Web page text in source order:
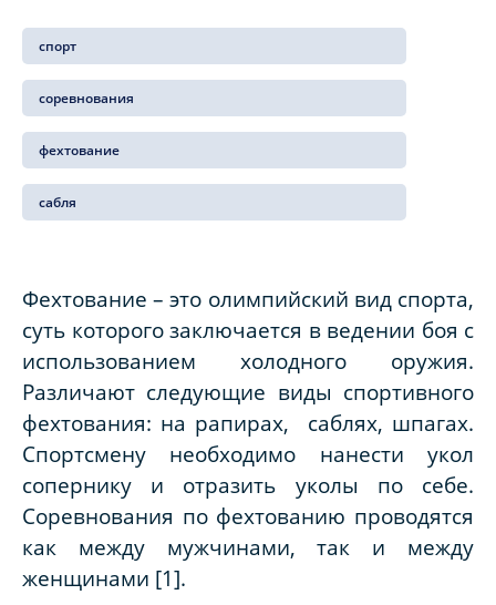
спорт
соревнования
фехтование
сабля
Фехтование – это олимпийский вид спорта,
суть которого заключается в ведении боя с
использованием холодного оружия.
Различают следующие виды спортивного
фехтования: на рапирах, саблях, шпагах.
Спортсмену необходимо нанести укол
сопернику и отразить уколы по себе.
Соревнования по фехтованию проводятся
как между мужчинами, так и между
женщинами [1].